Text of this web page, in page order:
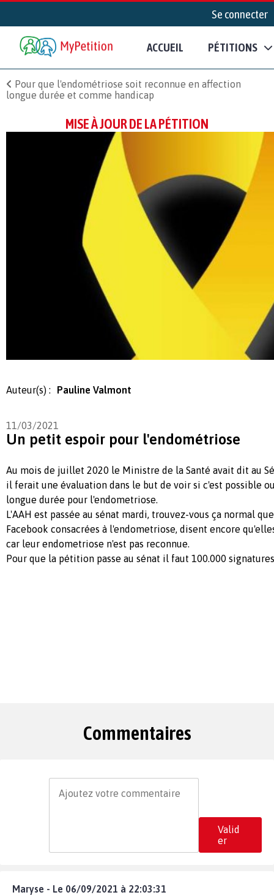
Se connecter
ACCUEIL PÉTITIONS
Pour que l'endométriose soit reconnue en affection
longue durée et comme handicap
MISE À JOUR DE LA PÉTITION
Auteur(s) : Pauline Valmont
11/03/2021
Un petit espoir pour l'endométriose
Au mois de juillet 2020 le Ministre de la Santé avait dit au
il ferait une évaluation dans le but de voir si c'est possible
longue durée pour l'endometriose.
L'AAH est passée au sénat mardi, trouvez-vous ça normal
Facebook consacrées à l'endometriose, disent encore
car leur endometriose n'est pas reconnue.
Pour que la pétition passe au sénat il faut 100.000
Commentaires
Valid
er
Maryse - Le 06/09/2021 à 22:03:31